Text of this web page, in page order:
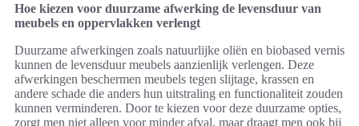
Hoe kiezen voor duurzame afwerking de levensduur van
meubels en oppervlakken verlengt
Duurzame afwerkingen zoals natuurlijke oliën en biobased vernis
kunnen de levensduur meubels aanzienlijk verlengen. Deze
afwerkingen beschermen meubels tegen slijtage, krassen en
andere schade die anders hun uitstraling en functionaliteit zouden
kunnen verminderen. Door te kiezen voor deze duurzame opties,
zorgt men niet alleen voor minder afval, maar draagt men ook bij